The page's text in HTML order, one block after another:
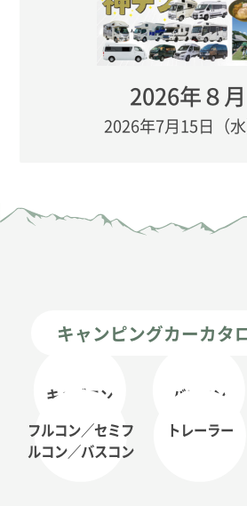
2026年８
2026年7月15日（
キャンピングカーカタ
キャブコン バンコン
フルコン／セミフ
ルコン／バスコン
トレーラー